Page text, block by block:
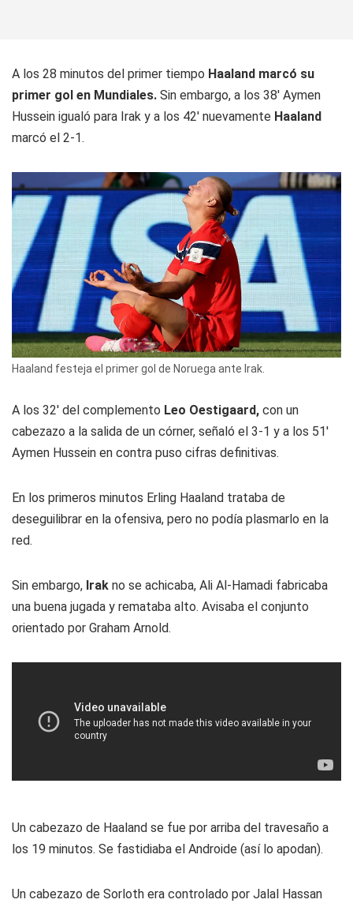
A los 28 minutos del primer tiempo Haaland marcó su
primer gol en Mundiales. Sin embargo, a los 38' Aymen
Hussein igualó para Irak y a los 42' nuevamente Haaland
marcó el 2-1.
Haaland festeja el primer gol de Noruega ante Irak.
A los 32' del complemento Leo Oestigaard, con un
cabezazo a la salida de un córner, señaló el 3-1 y a los 51'
Aymen Hussein en contra puso cifras definitivas.
En los primeros minutos Erling Haaland trataba de
deseguilibrar en la ofensiva, pero no podía plasmarlo en la
red.
Sin embargo, Irak no se achicaba, Ali Al-Hamadi fabricaba
una buena jugada y remataba alto. Avisaba el conjunto
orientado por Graham Arnold.
Un cabezazo de Haaland se fue por arriba del travesaño a
los 19 minutos. Se fastidiaba el Androide (así lo apodan).
Un cabezazo de Sorloth era controlado por Jalal Hassan